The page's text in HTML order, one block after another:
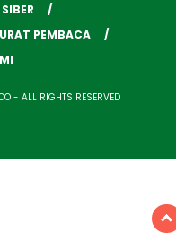
PEMBACA
- ALL RIGHTS RESERVED